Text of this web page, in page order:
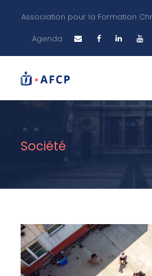
Association pour la Formation
Agenda
Société